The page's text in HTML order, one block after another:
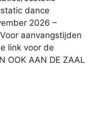
dance
2026 –
aanvangstijden
link voor de
OOK AAN DE ZAAL